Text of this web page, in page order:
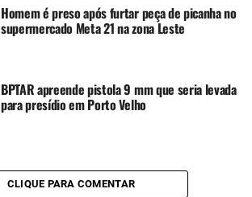
Homem é preso após furtar peça de picanha no
supermercado Meta 21 na zona Leste
BPTAR apreende pistola 9 mm que seria levada
para presídio em Porto Velho
CLIQUE PARA COMENTAR